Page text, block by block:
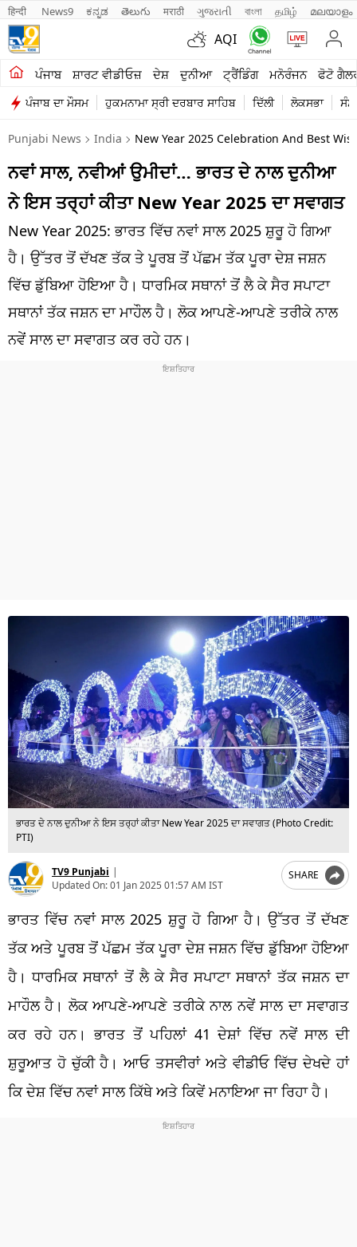
हिन्दी News9 ಕನ್ನಡ తెలుగు मराठी ગુજરાતી বাংলা தமிழ் മലയാളം
AQI
ਪੰਜਾਬ ਸ਼ਾਰਟ ਵੀਡੀਓਜ਼ ਦੇਸ਼ ਦੁਨੀਆ ਟ੍ਰੈਂਡਿੰਗ ਮਨੋਰੰਜਨ ਫੋਟੋ
ਪੰਜਾਬ ਦਾ ਮੌਸਮ ਹੁਕਮਨਾਮਾ ਸ੍ਰੀ ਦਰਬਾਰ ਸਾਹਿਬ ਦਿੱਲੀ ਲੋਕਸਭਾ
ਖੇਤੀਬਾੜੀ
ਸ਼ਾਰਟ ਵੀਡੀਓਜ਼
ਕਾਰੋਬਾਰ
ਕਰਿਅਰ
ਮਨੋਰੰਜਨ
ਦੇਸ਼
ਲਾਈਫ ਸਟਾਈਲ
ਪੰਜਾਬ
Punjabi News India New Year 2025 Celebration And Best
ਨਵਾਂ ਸਾਲ, ਨਵੀਆਂ ਉਮੀਦਾਂ… ਭਾਰਤ ਦੇ ਨਾਲ ਦੁਨੀਆ
ਨੇ ਇਸ ਤਰ੍ਹਾਂ ਕੀਤਾ New Year 2025 ਦਾ ਸਵਾਗਤ
New Year 2025: ਭਾਰਤ ਵਿੱਚ ਨਵਾਂ ਸਾਲ 2025 ਸ਼ੁਰੂ ਹੋ ਗਿਆ
ਹੈ। ਉੱਤਰ ਤੋਂ ਦੱਖਣ ਤੱਕ ਤੇ ਪੂਰਬ ਤੋਂ ਪੱਛਮ ਤੱਕ ਪੂਰਾ ਦੇਸ਼ ਜਸ਼ਨ
ਵਿੱਚ ਡੁੱਬਿਆ ਹੋਇਆ ਹੈ। ਧਾਰਮਿਕ ਸਥਾਨਾਂ ਤੋਂ ਲੈ ਕੇ ਸੈਰ ਸਪਾਟਾ
ਸਥਾਨਾਂ ਤੱਕ ਜਸ਼ਨ ਦਾ ਮਾਹੌਲ ਹੈ। ਲੋਕ ਆਪਣੇ-ਆਪਣੇ ਤਰੀਕੇ ਨਾਲ
ਨਵੇਂ ਸਾਲ ਦਾ ਸਵਾਗਤ ਕਰ ਰਹੇ ਹਨ।
ਭਾਰਤ ਦੇ ਨਾਲ ਦੁਨੀਆ ਨੇ ਇਸ ਤਰ੍ਹਾਂ ਕੀਤਾ New Year 2025 ਦਾ ਸਵਾਗਤ (Photo Credit:
PTI)
TV9 Punjabi |
Updated On:01 Jan 2025 01:57 AM IST
SHARE
ਭਾਰਤ ਵਿੱਚ ਨਵਾਂ ਸਾਲ 2025 ਸ਼ੁਰੂ ਹੋ ਗਿਆ ਹੈ। ਉੱਤਰ ਤੋਂ ਦੱਖਣ
ਤੱਕ ਅਤੇ ਪੂਰਬ ਤੋਂ ਪੱਛਮ ਤੱਕ ਪੂਰਾ ਦੇਸ਼ ਜਸ਼ਨ ਵਿੱਚ ਡੁੱਬਿਆ ਹੋਇਆ
ਹੈ। ਧਾਰਮਿਕ ਸਥਾਨਾਂ ਤੋਂ ਲੈ ਕੇ ਸੈਰ ਸਪਾਟਾ ਸਥਾਨਾਂ ਤੱਕ ਜਸ਼ਨ ਦਾ
ਮਾਹੌਲ ਹੈ। ਲੋਕ ਆਪਣੇ-ਆਪਣੇ ਤਰੀਕੇ ਨਾਲ ਨਵੇਂ ਸਾਲ ਦਾ ਸਵਾਗਤ
ਕਰ ਰਹੇ ਹਨ। ਭਾਰਤ ਤੋਂ ਪਹਿਲਾਂ 41 ਦੇਸ਼ਾਂ ਵਿੱਚ ਨਵੇਂ ਸਾਲ ਦੀ
ਸ਼ੁਰੂਆਤ ਹੋ ਚੁੱਕੀ ਹੈ। ਆਓ ਤਸਵੀਰਾਂ ਅਤੇ ਵੀਡੀਓ ਵਿੱਚ ਦੇਖਦੇ ਹਾਂ
ਕਿ ਦੇਸ਼ ਵਿੱਚ ਨਵਾਂ ਸਾਲ ਕਿੱਥੇ ਅਤੇ ਕਿਵੇਂ ਮਨਾਇਆ ਜਾ ਰਿਹਾ ਹੈ।